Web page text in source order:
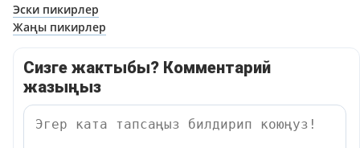
Навигация
по
Эски пикирлер
Жаңы пикирлер
Сизге жактыбы? Комментарий
жазыңыз